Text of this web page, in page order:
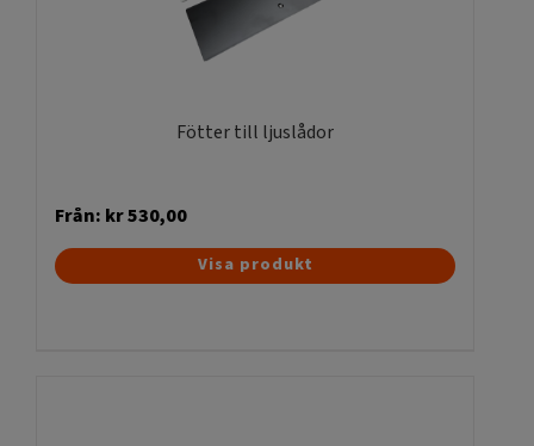
Fötter till ljuslådor
Från: kr530,00
Den
här
Visa produkt